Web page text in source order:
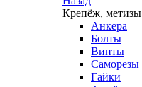
Крепёж, метизы
Анкера
Болты
Винты
Саморезы
Гайки